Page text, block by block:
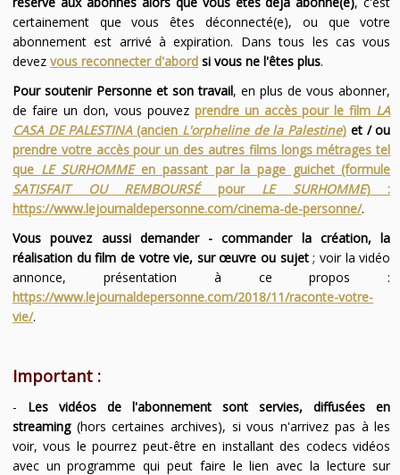
certainement que vous êtes déconnecté(e), ou que votre
abonnement est arrivé à expiration. Dans tous les cas vous
devez vous reconnecter d'abordsi vous ne l'êtes plus.
Pour soutenir Personne et son travail, en plus de vous abonner,
de faire un don, vous pouvez prendre un accès pour le film LA
CASA DE PALESTINA(ancien L'orpheline de la Palestine) et / ou
prendre votre accès pour un des autres films longs métrages tel
que LE SURHOMMEen passant par la page guichet (formule
SATISFAIT OU REMBOURSÉpour LE SURHOMME) :
https://www.lejournaldepersonne.com/cinema-de-personne/.
Vous pouvez aussi demander - commander la création, la
réalisation du film de votre vie, sur œuvre ou sujet; voir la vidéo
annonce, présentation à ce propos :
https://www.lejournaldepersonne.com/2018/11/raconte-votre-
vie/.
Important :
- Les vidéos de l'abonnement sont servies, diffusées en
streaming(hors certaines archives), si vous n'arrivez pas à les
voir, vous le pourrez peut-être en installant des codecs vidéos
avec un programme qui peut faire le lien avec la lecture sur